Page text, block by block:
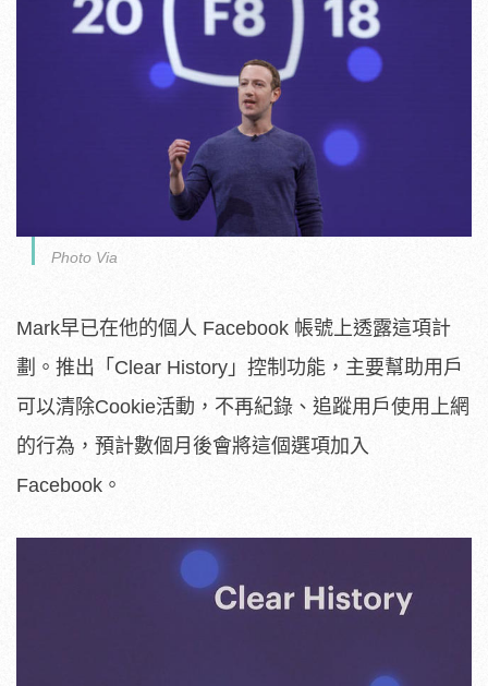
Photo Via
Mark早已在他的個人 Facebook 帳號上透露這項計
劃。推出「Clear History」控制功能，主要幫助用戶
可以清除Cookie活動，不再紀錄、追蹤用戶使用上網
的行為，預計數個月後會將這個選項加入
Facebook。